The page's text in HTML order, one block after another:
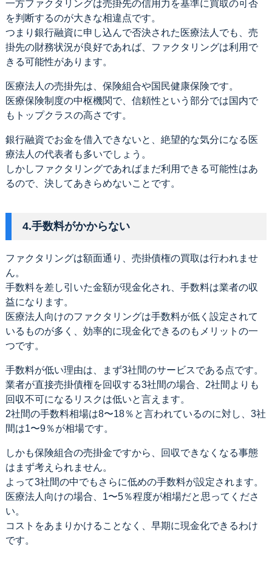
一方ファクタリングは売掛先の信用力を基準に買取の可否
を判断するのが大きな相違点です。
つまり銀行融資に申し込んで否決された医療法人でも、売
掛先の財務状況が良好であれば、ファクタリングは利用で
きる可能性があります。
医療法人の売掛先は、保険組合や国民健康保険です。
医療保険制度の中枢機関で、信頼性という部分では国内で
もトップクラスの高さです。
銀行融資でお金を借入できないと、絶望的な気分になる医
療法人の代表者も多いでしょう。
しかしファクタリングであればまだ利用できる可能性はあ
るので、決してあきらめないことです。
4.手数料がかからない
ファクタリングは額面通り、売掛債権の買取は行われませ
ん。
手数料を差し引いた金額が現金化され、手数料は業者の収
益になります。
医療法人向けのファクタリングは手数料が低く設定されて
いるものが多く、効率的に現金化できるのもメリットの一
つです。
手数料が低い理由は、まず3社間のサービスである点です。
業者が直接売掛債権を回収する3社間の場合、2社間よりも
回収不可になるリスクは低いと言えます。
2社間の手数料相場は8〜18％と言われているのに対し、3社
間は1〜9％が相場です。
しかも保険組合の売掛金ですから、回収できなくなる事態
はまず考えられません。
よって3社間の中でもさらに低めの手数料が設定されます。
医療法人向けの場合、1〜5％程度が相場だと思ってくださ
い。
コストをあまりかけることなく、早期に現金化できるわけ
です。